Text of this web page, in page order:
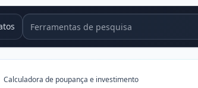
Ferramentas de pesquisa
Calculadora de poupança e investimento